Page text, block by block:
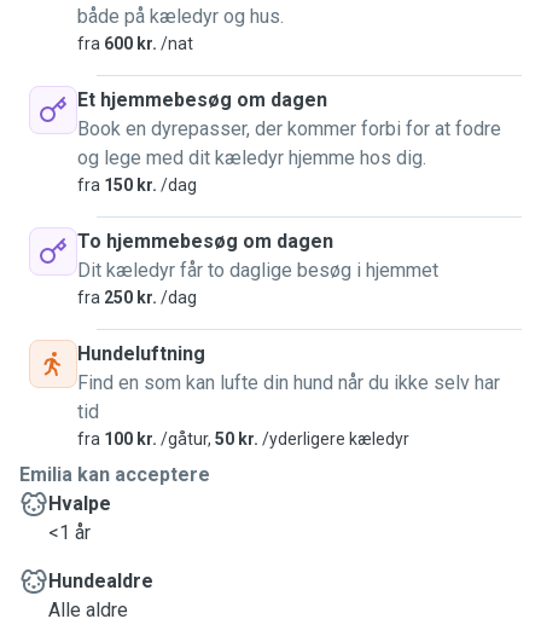
både på kæledyr og hus.
fra 600 kr. /nat
Et hjemmebesøg om dagen
Book en dyrepasser, der kommer forbi for at fodre
og lege med dit kæledyr hjemme hos dig.
fra 150 kr. /dag
To hjemmebesøg om dagen
Dit kæledyr får to daglige besøg i hjemmet
fra 250 kr. /dag
Hundeluftning
Find en som kan lufte din hund når du ikke selv har
tid
fra 100 kr. /gåtur, 50 kr. /yderligere kæledyr
Emilia kan acceptere
Hvalpe
<1 år
Hundealdre
Alle aldre